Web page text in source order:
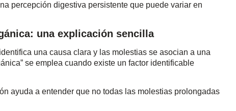
percepción digestiva persistente que puede variar en
una explicación sencilla
una causa clara y las molestias se asocian a una
se emplea cuando existe un factor identificable
ayuda a entender que no todas las molestias prolongadas